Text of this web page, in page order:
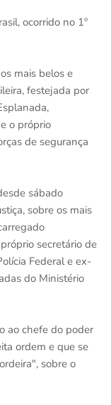
ocorrido no 1º
mais belos e
festejada por
o próprio
de segurança
sábado
sobre os mais
secretário de
Federal e ex-
do Ministério
ao chefe do poder
ordem e que se
sobre o